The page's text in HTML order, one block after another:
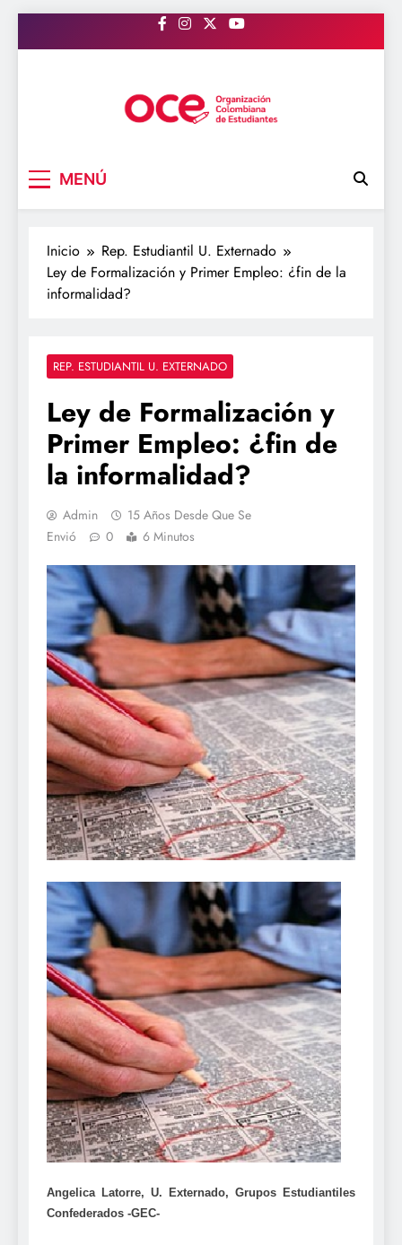
al
MENÚ
Inicio
Rep. Estudiantil U. Externado
Ley de Formalización y Primer Empleo: ¿fin de la
informalidad?
REP. ESTUDIANTIL U. EXTERNADO
Ley de Formalización y
Primer Empleo: ¿fin de
la informalidad?
Admin
15 Años Desde Que Se
Envió
0 6 Minutos
Angelica Latorre, U. Externado, Grupos Estudiantiles
Confederados -GEC-